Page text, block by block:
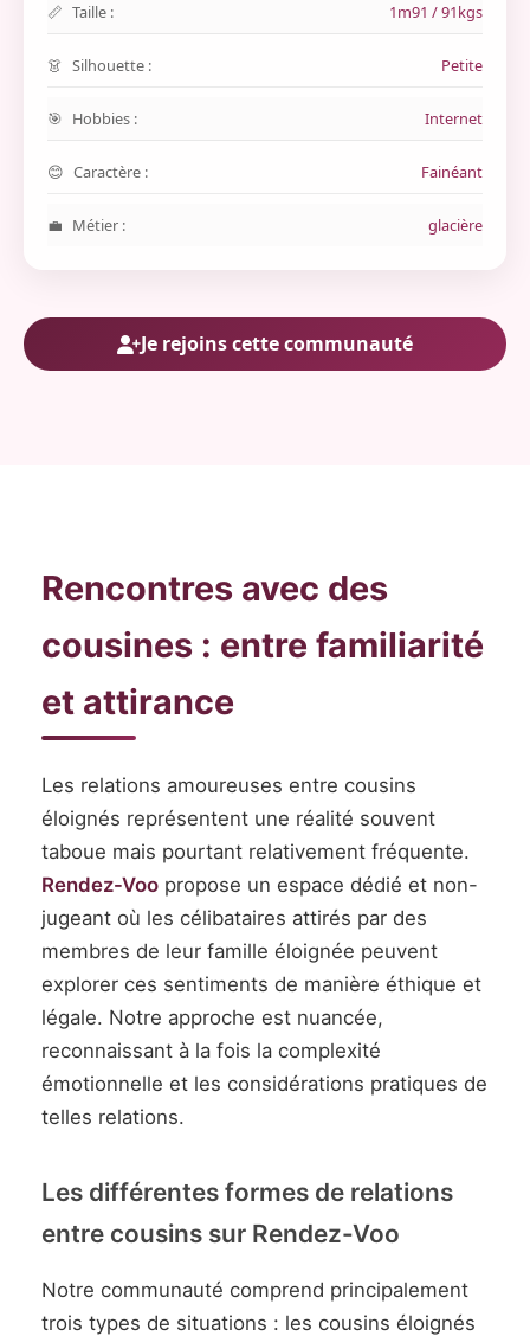
Taille : 1m91 / 91kgs
Silhouette : Petite
Hobbies : Internet
Caractère : Fainéant
Métier : glacière
Je rejoins cette communauté
Rencontres avec des
cousines : entre familiarité
et attirance
Les relations amoureuses entre cousins
éloignés représentent une réalité souvent
taboue mais pourtant relativement fréquente.
Rendez-Voo propose un espace dédié et non-
jugeant où les célibataires attirés par des
membres de leur famille éloignée peuvent
explorer ces sentiments de manière éthique et
légale. Notre approche est nuancée,
reconnaissant à la fois la complexité
émotionnelle et les considérations pratiques de
telles relations.
Les différentes formes de relations
entre cousins sur Rendez-Voo
Notre communauté comprend principalement
trois types de situations : les cousins éloignés